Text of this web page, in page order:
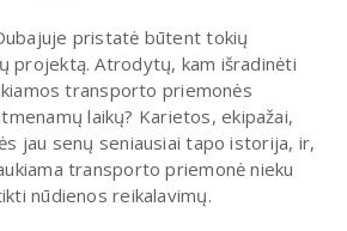
pristatė būtent tokių
projektą. Atrodytų, kam išradinėti
transporto priemonės
laikų? Karietos, ekipažai,
jau senų seniausiai tapo istorija, ir,
transporto priemonė nieku
nūdienos reikalavimų.